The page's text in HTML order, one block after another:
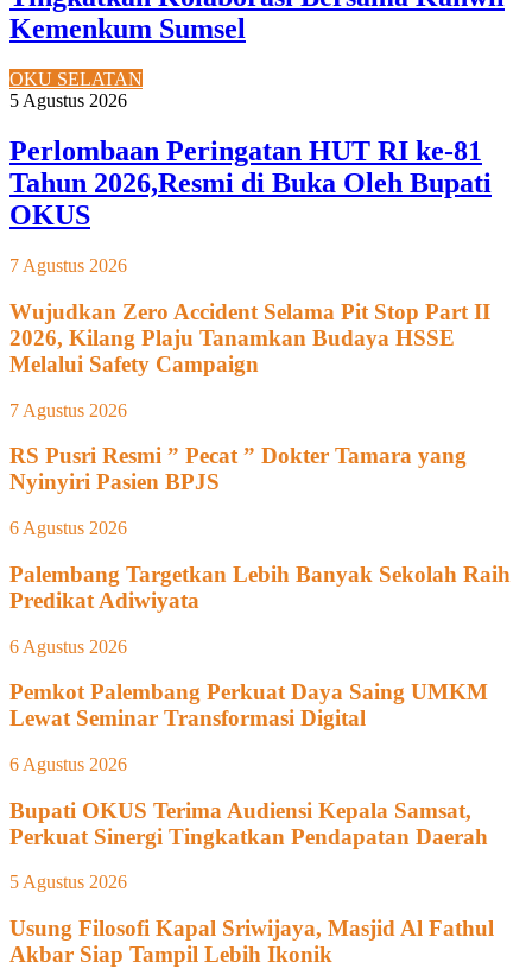
Kemenkum Sumsel
OKU SELATAN
5 Agustus 2026
Perlombaan Peringatan HUT RI ke-81
Tahun 2026,Resmi di Buka Oleh Bupati
OKUS
7 Agustus 2026
Wujudkan Zero Accident Selama Pit Stop Part II
2026, Kilang Plaju Tanamkan Budaya HSSE
Melalui Safety Campaign
7 Agustus 2026
RS Pusri Resmi ” Pecat ” Dokter Tamara yang
Nyinyiri Pasien BPJS
6 Agustus 2026
Palembang Targetkan Lebih Banyak Sekolah Raih
Predikat Adiwiyata
6 Agustus 2026
Pemkot Palembang Perkuat Daya Saing UMKM
Lewat Seminar Transformasi Digital
6 Agustus 2026
Bupati OKUS Terima Audiensi Kepala Samsat,
Perkuat Sinergi Tingkatkan Pendapatan Daerah
5 Agustus 2026
Usung Filosofi Kapal Sriwijaya, Masjid Al Fathul
Akbar Siap Tampil Lebih Ikonik